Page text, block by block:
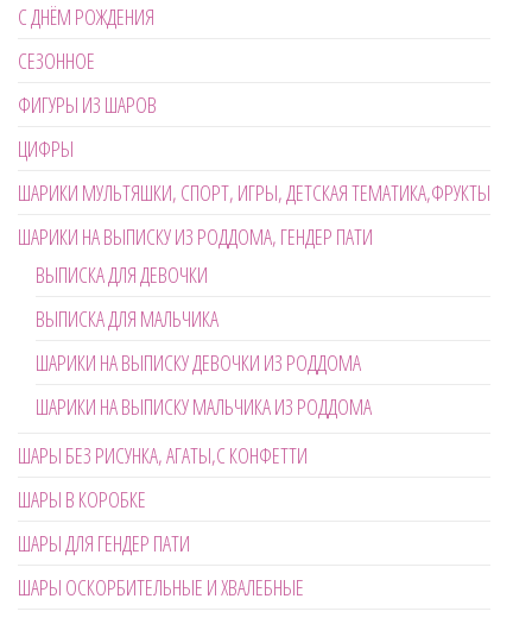
С ДНЁМ РОЖДЕНИЯ
СЕЗОННОЕ
ФИГУРЫ ИЗ ШАРОВ
ЦИФРЫ
ШАРИКИ МУЛЬТЯШКИ, СПОРТ, ИГРЫ, ДЕТСКАЯ ТЕМАТИКА,ФРУКТЫ
ШАРИКИ НА ВЫПИСКУ ИЗ РОДДОМА, ГЕНДЕР ПАТИ
ВЫПИСКА ДЛЯ ДЕВОЧКИ
ВЫПИСКА ДЛЯ МАЛЬЧИКА
ШАРИКИ НА ВЫПИСКУ ДЕВОЧКИ ИЗ РОДДОМА
ШАРИКИ НА ВЫПИСКУ МАЛЬЧИКА ИЗ РОДДОМА
ШАРЫ БЕЗ РИСУНКА, АГАТЫ,С КОНФЕТТИ
ШАРЫ В КОРОБКЕ
ШАРЫ ДЛЯ ГЕНДЕР ПАТИ
ШАРЫ ОСКОРБИТЕЛЬНЫЕ И ХВАЛЕБНЫЕ